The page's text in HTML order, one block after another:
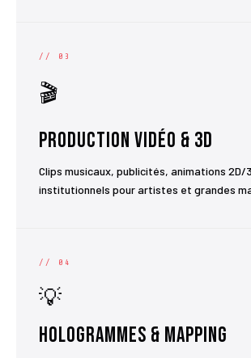
// 03
🎬
Production Vidéo & 3D
Clips musicaux, publicités, animations 2D/
institutionnels pour artistes et grandes
// 04
💡
Hologrammes & Mapping